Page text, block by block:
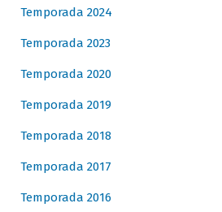
Temporada 2024
Temporada 2023
Temporada 2020
Temporada 2019
Temporada 2018
Temporada 2017
Temporada 2016